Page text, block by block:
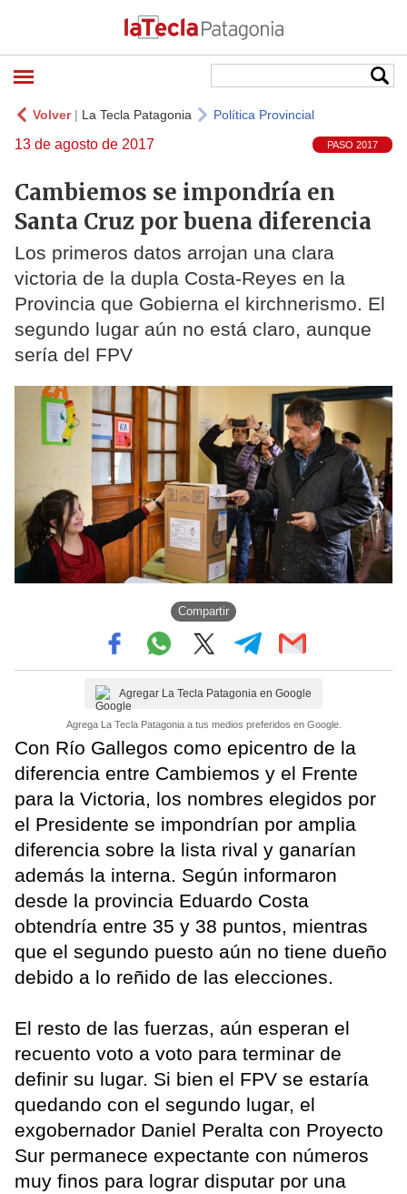
Volver| La Tecla Patagonia Política Provincial
13 de agosto de 2017 PASO 2017
Cambiemos se impondría en
Santa Cruz por buena diferencia
Los primeros datos arrojan una clara
victoria de la dupla Costa-Reyes en la
Provincia que Gobierna el kirchnerismo. El
segundo lugar aún no está claro, aunque
sería del FPV
Compartir
Agregar La Tecla Patagonia en Google
Agrega La Tecla Patagonia a tus medios preferidos en Google.
Con Río Gallegos como epicentro de la
diferencia entre Cambiemos y el Frente
para la Victoria, los nombres elegidos por
el Presidente se impondrían por amplia
diferencia sobre la lista rival y ganarían
además la interna. Según informaron
desde la provincia Eduardo Costa
obtendría entre 35 y 38 puntos, mientras
que el segundo puesto aún no tiene dueño
debido a lo reñido de las elecciones.
El resto de las fuerzas, aún esperan el
recuento voto a voto para terminar de
definir su lugar. Si bien el FPV se estaría
quedando con el segundo lugar, el
exgobernador Daniel Peralta con Proyecto
Sur permanece expectante con números
muy finos para lograr disputar por una